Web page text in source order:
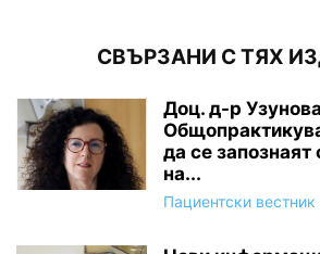
СВЪРЗАНИ С ТЯХ
Доц. д-р
да се запознаят
на...
Пациентски вестник